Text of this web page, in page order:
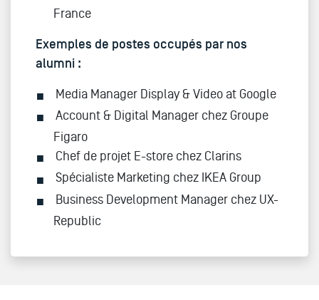
France
Exemples de postes occupés par nos
alumni :
Media Manager Display & Video at Google
Account & Digital Manager chez Groupe
Figaro
Chef de projet E-store chez Clarins
Spécialiste Marketing chez IKEA Group
Business Development Manager chez UX-
Republic